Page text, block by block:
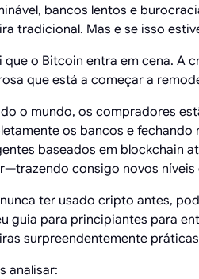
bancos lentos e
tradicional. Mas e se isso
que o Bitcoin entra em cena. A
que está a começar a
o mundo, os compradores
os bancos e
baseados em blockchain
consigo novos níveis
ter usado cripto antes,
guia para principiantes para
surpreendentemente
analisar: